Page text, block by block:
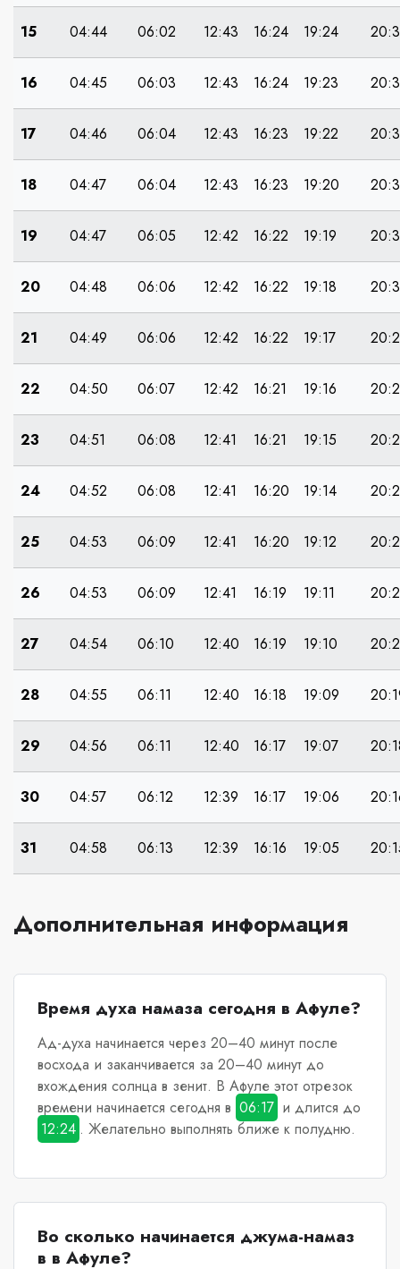
15 04:44 06:02 12:43 16:24 19:24
16 04:45 06:03 12:43 16:24 19:23
17 04:46 06:04 12:43 16:23 19:22
18 04:47 06:04 12:43 16:23 19:20
19 04:47 06:05 12:42 16:22 19:19
20 04:48 06:06 12:42 16:22 19:18
21 04:49 06:06 12:42 16:22 19:17
22 04:50 06:07 12:42 16:21 19:16
23 04:51 06:08 12:41 16:21 19:15
24 04:52 06:08 12:41 16:20 19:14
25 04:53 06:09 12:41 16:20 19:12
26 04:53 06:09 12:41 16:19 19:11
27 04:54 06:10 12:40 16:19 19:10
28 04:55 06:11 12:40 16:18 19:09
29 04:56 06:11 12:40 16:17 19:07
30 04:57 06:12 12:39 16:17 19:06
31 04:58 06:13 12:39 16:16 19:05
Дополнительная информация
Время духа намаза сегодня в Афуле?
Ад-духа начинается через 20–40 минут после
восхода и заканчивается за 20–40 минут до
вхождения солнца в зенит. В Афулеэтот отрезок
времени начинается сегодня в 06:17 и длится до
12:24 . Желательно выполнять ближе к полудню.
Во сколько начинается джума-намаз
в в Афуле?